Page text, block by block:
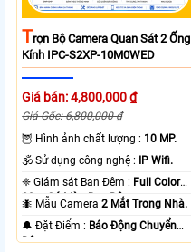
TRọn Bộ Camera Quan Sát 2 Ống
Kính IPC-S2XP-10M0WED
Giá bán: 4,800,000 ₫
Giá Gốc: 6,800,000 ₫
🦉 Hình ảnh chất lượng : 10 MP.
🕉️ Sử dụng công nghệ : IP Wifi.
❈ Giám sát Ban Đêm : Full Color
20m Có Màu Ban Ðêm.
🐜 Mẫu Camera2 Mắt Trong Nhà.
️🔔 Đặt Điểm : Báo Động Chuyển
Động.